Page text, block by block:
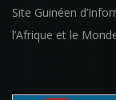
Site Guinéen
l’Afrique et le